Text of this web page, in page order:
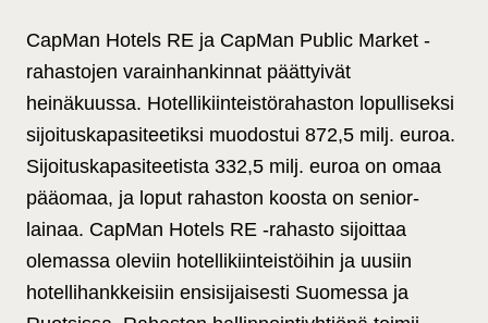
CapMan Hotels RE ja CapMan Public Market -
rahastojen varainhankinnat päättyivät
heinäkuussa. Hotellikiinteistörahaston lopulliseksi
sijoituskapasiteetiksi muodostui 872,5 milj. euroa.
Sijoituskapasiteetista 332,5 milj. euroa on omaa
pääomaa, ja loput rahaston koosta on senior-
lainaa. CapMan Hotels RE -rahasto sijoittaa
olemassa oleviin hotellikiinteistöihin ja uusiin
hotellihankkeisiin ensisijaisesti Suomessa ja